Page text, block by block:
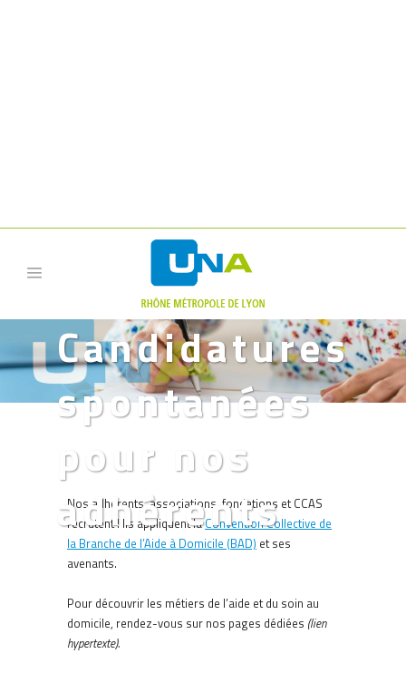
Candidatures
spontanées
pour nos
adhérents
Nos adhérents, associations, fondations et CCAS
recrutent ! Ils appliquent laConvention Collective de
la Branche de l’Aide à Domicile (BAD) et ses
avenants.
Pour découvrir les métiers de l’aide et du soin au
domicile, rendez-vous sur nos pages dédiées (lien
hypertexte).